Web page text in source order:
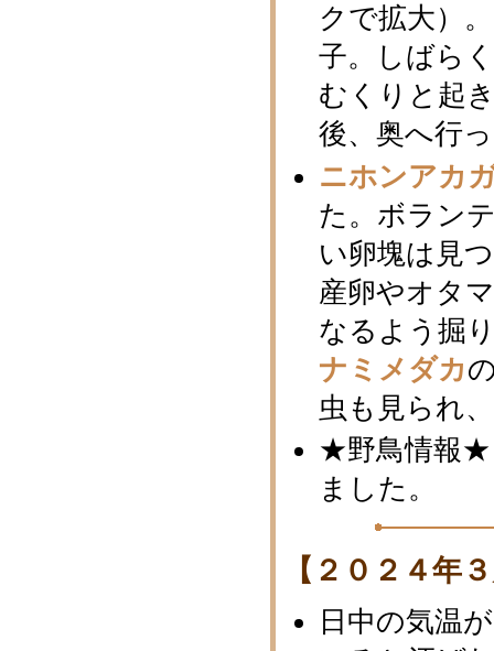
クで拡大）
子。しばら
むくりと起
後、奥へ行
ニホンアカ
た。ボラン
い卵塊は見
産卵やオタ
なるよう掘
ナミメダカ
虫も見られ
★野鳥情報★
ました。
【２０２４年
日中の気温